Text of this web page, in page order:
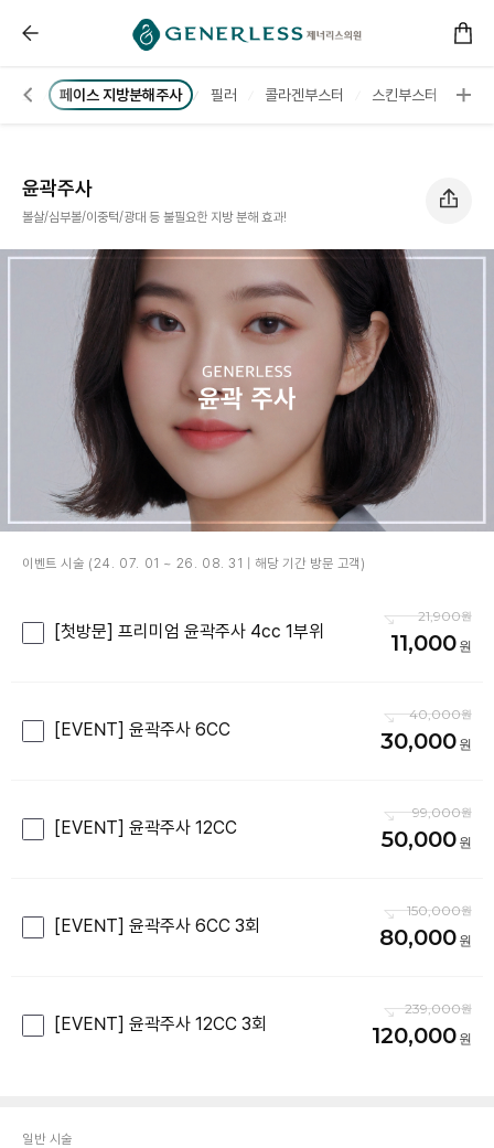
윤곽주사 :: 제너리스의원 천호점 │천호피부과│강동구피
톡스 페이스 지방분해주사 필러 콜라겐부스터 스킨부스터 노
윤곽주사
볼살/심부볼/이중턱/광대 등 불필요한 지방 분해 효과!
이벤트 시술 (24. 07. 01 ~ 26. 08. 31 | 해당 기간 방문 고객)
[첫방문] 프리미엄 윤곽주사 4cc 1부위
21,900
11,000
[EVENT] 윤곽주사 6CC
40,000
30,000
[EVENT] 윤곽주사 12CC
99,000
50,000
[EVENT] 윤곽주사 6CC 3회
150,000
80,000
[EVENT] 윤곽주사 12CC 3회
239,000
120,000
일반 시술